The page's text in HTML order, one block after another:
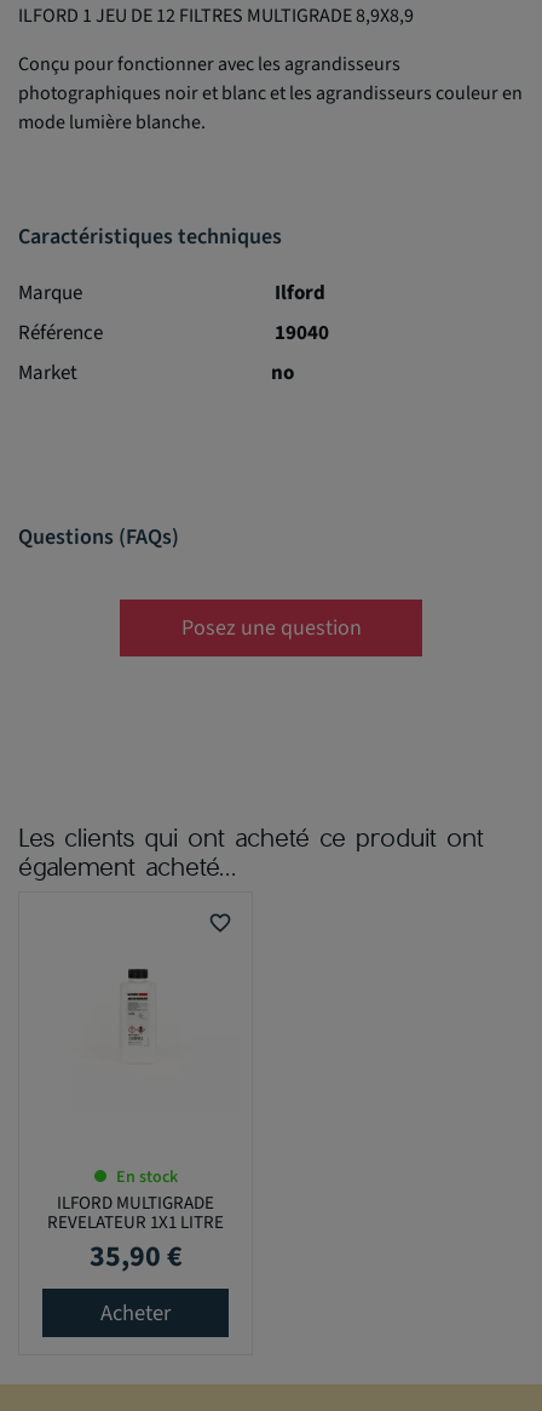
ILFORD 1 JEU DE 12 FILTRES MULTIGRADE 8,9X8,9
Conçu pour fonctionner avec les agrandisseurs
photographiques noir et blanc et les agrandisseurs couleur en
mode lumière blanche.
Caractéristiques techniques
Marque
Ilford
Référence
19040
Market
no
Questions (FAQs)
Posez une question
Les clients qui ont acheté ce produit ont
également acheté...
favorite_border
En stock
ILFORD MULTIGRADE
REVELATEUR 1X1 LITRE
Prix
35,90 €
Acheter